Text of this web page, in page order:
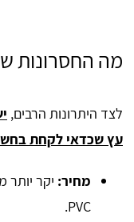
מה החסרונות
לצד היתרונות הרבים,
עץ שכדאי לקחת
מחיר: יקר יותר
PVC.